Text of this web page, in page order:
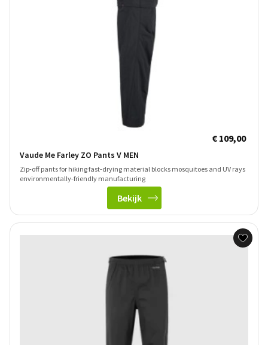
€ 109,00
Vaude Me Farley ZO Pants V MEN
Zip-off pants for hiking fast-drying material blocks mosquitoes and UV rays
environmentally-friendly manufacturing
Bekijk